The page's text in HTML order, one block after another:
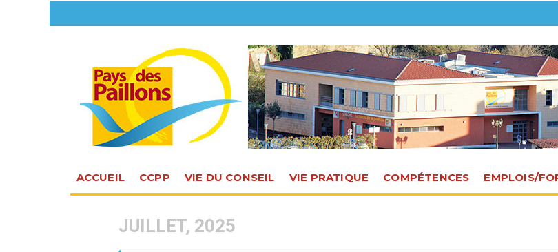
ACCUEIL CCPP VIE DU CONSEIL VIE PRATIQUE COMPÉTENCES EMPLOIS/
JUILLET, 2025